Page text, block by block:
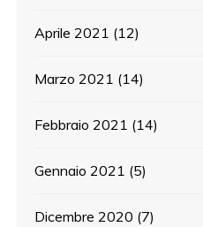
Aprile 2021 (12)
Marzo 2021 (14)
Febbraio 2021 (14)
Gennaio 2021 (5)
Dicembre 2020 (7)